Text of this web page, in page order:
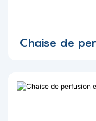
Chaise de